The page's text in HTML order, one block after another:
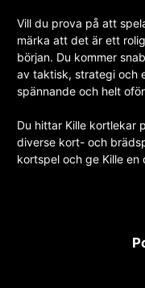
Vill du prova på att
märka att det är ett
början. Du kommer
av taktisk, strategi och
spännande och helt
Du hittar Kille kortlekar
diverse kort- och
kortspel och ge Kille en